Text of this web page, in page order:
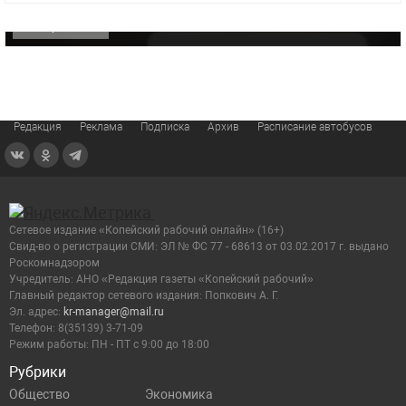
Редакция Реклама Подписка Архив Расписание автобусов
Рубрики
Общество
Экономика
Сетевое издание «Копейский рабочий онлайн» (16+)
Cвид-во о регистрации СМИ: ЭЛ № ФС 77 - 68613 от 03.02.2017 г. выдано
Роскомнадзором
Учредитель: АНО «Редакция газеты «Копейский рабочий»
Главный редактор сетевого издания: Попкович А. Г.
Эл. адрес: kr-manager@mail.ru
Телефон: 8(35139) 3-71-09
Режим работы: ПН - ПТ с 9:00 до 18:00